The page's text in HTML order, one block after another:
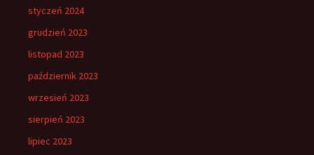
styczeń 2024
grudzień 2023
listopad 2023
październik 2023
wrzesień 2023
sierpień 2023
lipiec 2023